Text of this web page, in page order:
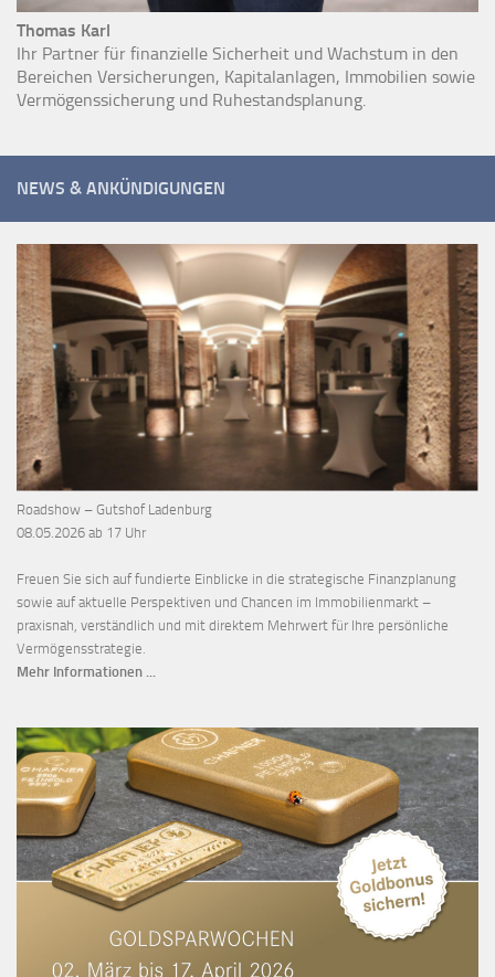
Thomas Karl
Ihr Partner für finanzielle Sicherheit und Wachstum in den
Bereichen Versicherungen, Kapitalanlagen, Immobilien sowie
Vermögenssicherung und Ruhestandsplanung.
NEWS & ANKÜNDIGUNGEN
Roadshow – Gutshof Ladenburg
08.05.2026 ab 17 Uhr
Freuen Sie sich auf fundierte Einblicke in die strategische Finanzplanung
sowie auf aktuelle Perspektiven und Chancen im Immobilienmarkt –
praxisnah, verständlich und mit direktem Mehrwert für Ihre persönliche
Vermögensstrategie.
Mehr Informationen ...